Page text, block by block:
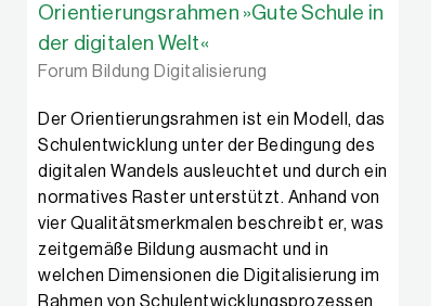
Orientierungsrahmen »Gute Schule in
der digitalen Welt«
Forum Bildung Digitalisierung
Der Orientierungsrahmen ist ein Modell, das
Schulentwicklung unter der Bedingung des
digitalen Wandels ausleuchtet und durch ein
normatives Raster unterstützt. Anhand von
vier Qualitätsmerkmalen beschreibt er, was
zeitgemäße Bildung ausmacht und in
welchen Dimensionen die Digitalisierung im
Rahmen von Schulentwicklungsprozessen